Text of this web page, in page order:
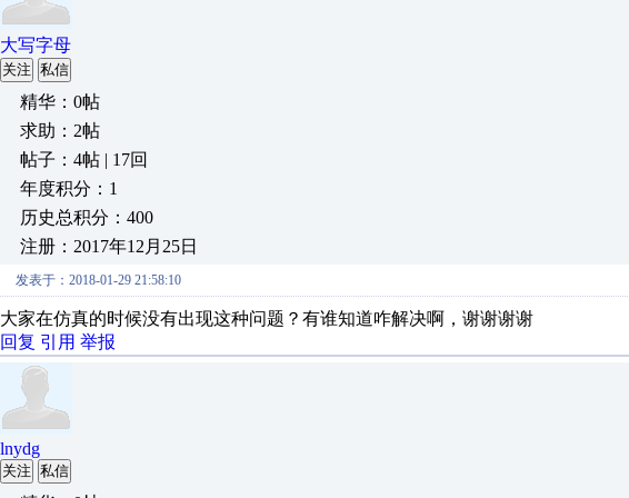
大写字母
关注 私信
精华：0帖
求助：2帖
帖子：4帖 | 17回
年度积分：1
历史总积分：400
注册：2017年12月25日
发表于：2018-01-29 21:58:10
大家在仿真的时候没有出现这种问题？有谁知道咋解决啊，谢谢谢谢
回复 引用 举报
lnydg
关注 私信